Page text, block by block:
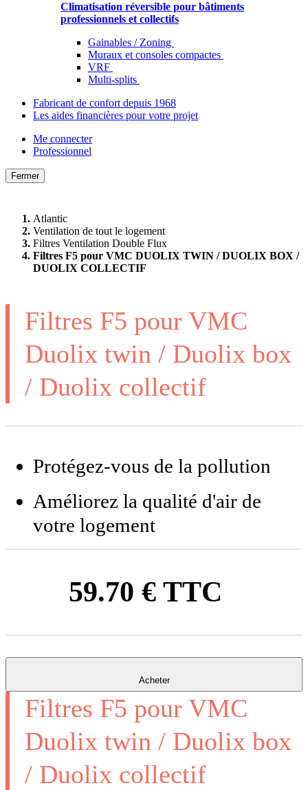
Climatisation réversible pour bâtiments
professionnels et collectifs
Gainables / Zoning
Muraux et consoles compactes
VRF
Multi-splits
Fabricant de confort depuis 1968
Les aides financières pour votre projet
Me connecter
Professionnel
Fermer
Atlantic
Ventilation de tout le logement
Filtres Ventilation Double Flux
Filtres F5 pour VMC DUOLIX TWIN / DUOLIX BOX /
DUOLIX COLLECTIF
Filtres F5 pour VMC
Duolix twin / Duolix box
/ Duolix collectif
Protégez-vous de la pollution
Améliorez la qualité d'air de
votre logement
59.70 € TTC
Acheter
Filtres F5 pour VMC
Duolix twin / Duolix box
/ Duolix collectif